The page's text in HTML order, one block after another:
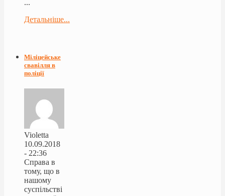
...
Детальніше...
Міліцейське
свавілля в
поліції
Violetta
10.09.2018
- 22:36
Справа в
тому, що в
нашому
суспільстві